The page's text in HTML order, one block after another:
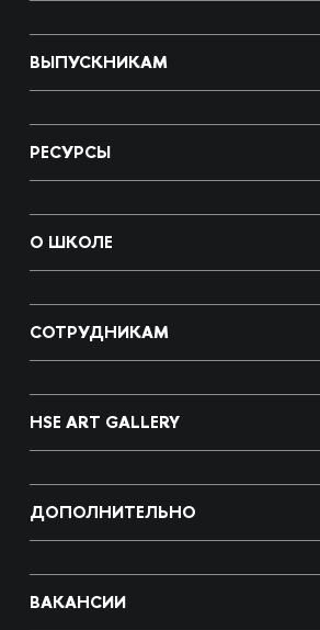
ВЫПУСКНИКАМ
РЕСУРСЫ
О ШКОЛЕ
СОТРУДНИКАМ
HSE ART GALLERY
ДОПОЛНИТЕЛЬНО
ВАКАНСИИ